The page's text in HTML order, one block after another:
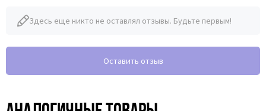
Здесь еще никто не оставлял отзывы. Будьте первым!
Оставить отзыв